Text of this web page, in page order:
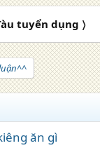
tuyển dụng 〉
ăn gì